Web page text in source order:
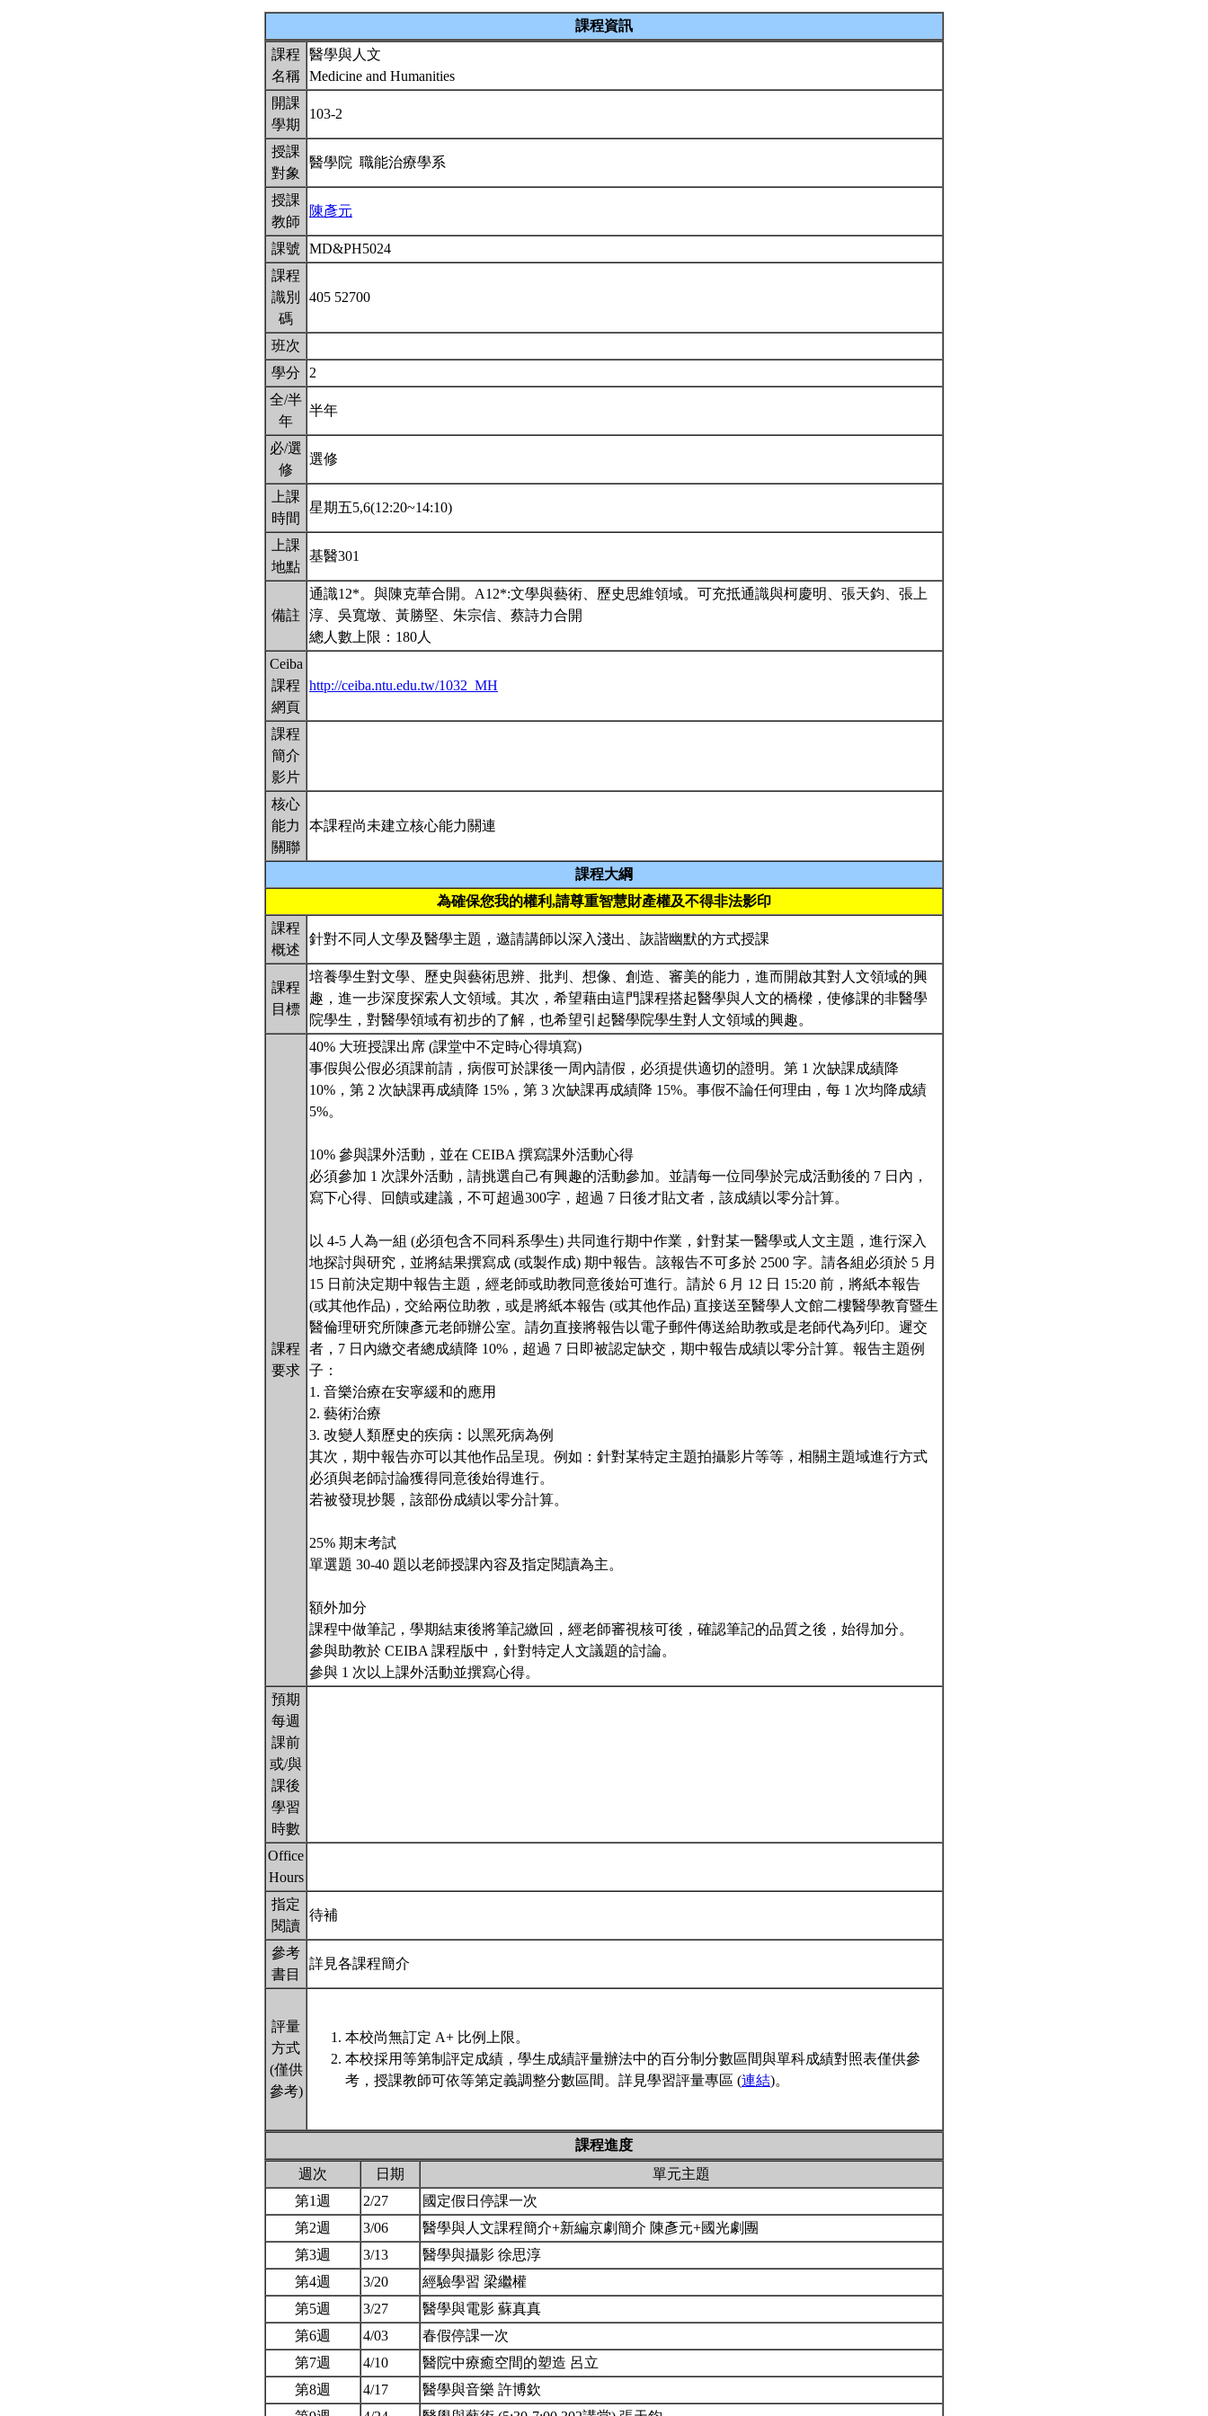
課程資訊
課程
名稱
醫學與人文
Medicine and Humanities
開課
學期
103-2
授課
對象
醫學院 職能治療學系
授課
教師
陳彥元
課號
MD&PH5024
課程
識別
碼
405 52700
班次
學分
2
全/半
年
半年
必/選
修
選修
上課
時間
星期五5,6(12:20~14:10)
上課
地點
基醫301
備註
通識12*。與陳克華合開。A12*:文學與藝術、歷史思維領域。可充抵通識與柯慶明、張天鈞、張上
淳、吳寬墩、黃勝堅、朱宗信、蔡詩力合開
總人數上限：180人
Ceiba
課程
網頁
http://ceiba.ntu.edu.tw/1032_MH
課程
簡介
影片
核心
能力
關聯
本課程尚未建立核心能力關連
課程大綱
為確保您我的權利,請尊重智慧財產權及不得非法影印
課程
概述
針對不同人文學及醫學主題，邀請講師以深入淺出、詼諧幽默的方式授課
課程
目標
培養學生對文學、歷史與藝術思辨、批判、想像、創造、審美的能力，進而開啟其對人文領域的興
趣，進一步深度探索人文領域。其次，希望藉由這門課程搭起醫學與人文的橋樑，使修課的非醫學
院學生，對醫學領域有初步的了解，也希望引起醫學院學生對人文領域的興趣。
課程
要求
40% 大班授課出席 (課堂中不定時心得填寫)
事假與公假必須課前請，病假可於課後一周內請假，必須提供適切的證明。第 1 次缺課成績降
10%，第 2 次缺課再成績降 15%，第 3 次缺課再成績降 15%。事假不論任何理由，每 1 次均降成績
5%。
10% 參與課外活動，並在 CEIBA 撰寫課外活動心得
必須參加 1 次課外活動，請挑選自己有興趣的活動參加。並請每一位同學於完成活動後的 7 日內，
寫下心得、回饋或建議，不可超過300字，超過 7 日後才貼文者，該成績以零分計算。
以 4-5 人為一組 (必須包含不同科系學生) 共同進行期中作業，針對某一醫學或人文主題，進行深入
地探討與研究，並將結果撰寫成 (或製作成) 期中報告。該報告不可多於 2500 字。請各組必須於 5 月
15 日前決定期中報告主題，經老師或助教同意後始可進行。請於 6 月 12 日 15:20 前，將紙本報告
(或其他作品)，交給兩位助教，或是將紙本報告 (或其他作品) 直接送至醫學人文館二樓醫學教育暨生
醫倫理研究所陳彥元老師辦公室。請勿直接將報告以電子郵件傳送給助教或是老師代為列印。遲交
者，7 日內繳交者總成績降 10%，超過 7 日即被認定缺交，期中報告成績以零分計算。報告主題例
子：
1. 音樂治療在安寧緩和的應用
2. 藝術治療
3. 改變人類歷史的疾病︰以黑死病為例
其次，期中報告亦可以其他作品呈現。例如：針對某特定主題拍攝影片等等，相關主題域進行方式
必須與老師討論獲得同意後始得進行。
若被發現抄襲，該部份成績以零分計算。
25% 期末考試
單選題 30-40 題以老師授課內容及指定閱讀為主。
額外加分
課程中做筆記，學期結束後將筆記繳回，經老師審視核可後，確認筆記的品質之後，始得加分。
參與助教於 CEIBA 課程版中，針對特定人文議題的討論。
參與 1 次以上課外活動並撰寫心得。
預期
每週
課前
或/與
課後
學習
時數
Office
Hours
指定
閱讀
待補
參考
書目
詳見各課程簡介
評量
方式
(僅供
參考)
本校尚無訂定 A+ 比例上限。
本校採用等第制評定成績，學生成績評量辦法中的百分制分數區間與單科成績對照表僅供參
考，授課教師可依等第定義調整分數區間。詳見學習評量專區 (連結)。
課程進度
週次
日期
單元主題
第1週
2/27
國定假日停課一次
第2週
3/06
醫學與人文課程簡介+新編京劇簡介 陳彥元+國光劇團
第3週
3/13
醫學與攝影 徐思淳
第4週
3/20
經驗學習 梁繼權
第5週
3/27
醫學與電影 蘇真真
第6週
4/03
春假停課一次
第7週
4/10
醫院中療癒空間的塑造 呂立
第8週
4/17
醫學與音樂 許博欽